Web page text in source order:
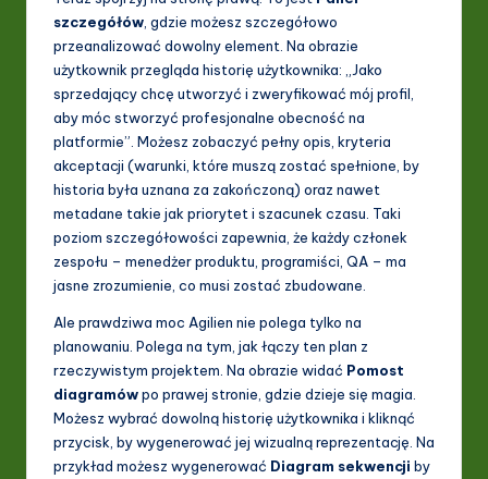
szczegółów , gdzie możesz szczegółowo
przeanalizować dowolny element. Na obrazie
użytkownik przegląda historię użytkownika: „Jako
sprzedający chcę utworzyć i zweryfikować mój profil,
aby móc stworzyć profesjonalne obecność na
platformie”. Możesz zobaczyć pełny opis, kryteria
akceptacji (warunki, które muszą zostać spełnione, by
historia była uznana za zakończoną) oraz nawet
metadane takie jak priorytet i szacunek czasu. Taki
poziom szczegółowości zapewnia, że każdy członek
zespołu – menedżer produktu, programiści, QA – ma
jasne zrozumienie, co musi zostać zbudowane.
Ale prawdziwa moc Agilien nie polega tylko na
planowaniu. Polega na tym, jak łączy ten plan z
rzeczywistym projektem. Na obrazie widać Pomost
diagramówpo prawej stronie, gdzie dzieje się magia.
Możesz wybrać dowolną historię użytkownika i kliknąć
przycisk, by wygenerować jej wizualną reprezentację. Na
przykład możesz wygenerować Diagram sekwencji by